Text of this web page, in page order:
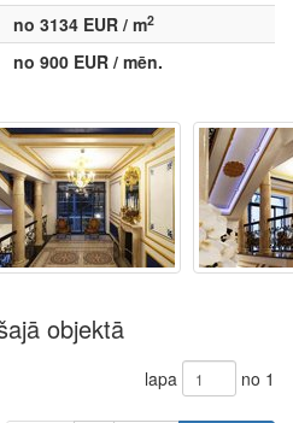
no 3134 EUR / m2
no 900 EUR / mēn.
objektā
lapa no 1